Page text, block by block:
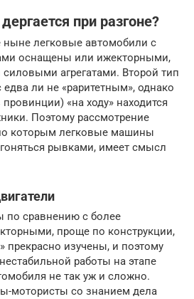
при разгоне?
ныне легковые автомобили с
оснащены или ижекторными,
агрегатами. Второй тип
едва ли не «раритетным», однако
«на ходу» находится
Поэтому рассмотрение
которым легковые машины
рывками, имеет смысл
по сравнению с более
проще по конструкции,
прекрасно изучены, и поэтому
работы на этапе
не так уж и сложно.
мотористы со знанием дела